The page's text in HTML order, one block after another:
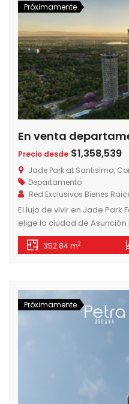
Próximamente
Precio desde $1,358,539
Jade Park at Santisima,
Departamento
Red Exclusivos Bienes
El lujo de vivir en Jade Park
elige la ciudad de
Jade en América Latina,
Lima, la empresa
352.84 m2
Próximamente